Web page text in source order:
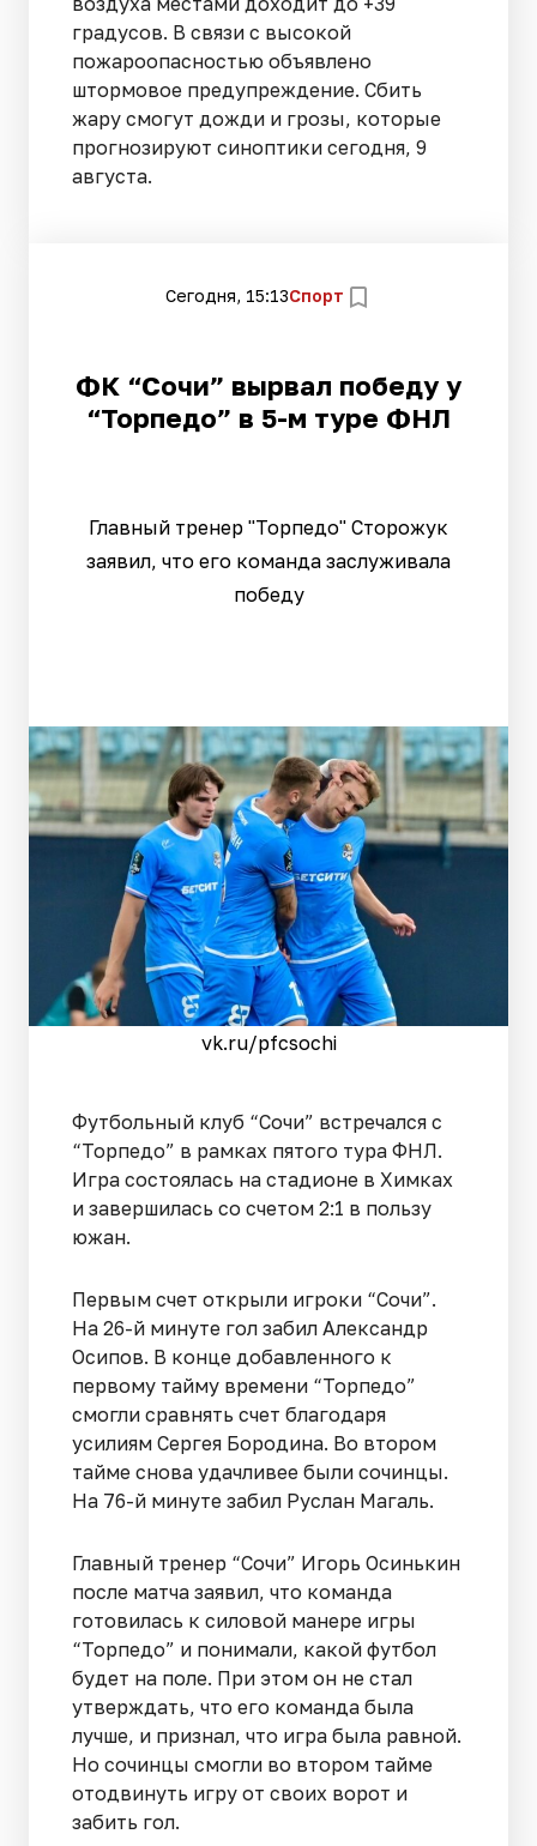
градусов. В связи с высокой
пожароопасностью объявлено
штормовое предупреждение. Сбить
жару смогут дожди и грозы, которые
прогнозируют синоптики сегодня, 9
августа.
Сегодня, 15:13Спорт
ФК “Сочи” вырвал победу у
“Торпедо” в 5-м туре ФНЛ
Главный тренер "Торпедо" Сторожук
заявил, что его команда заслуживала
победу
vk.ru/pfcsochi
Футбольный клуб “Сочи” встречался с
“Торпедо” в рамках пятого тура ФНЛ.
Игра состоялась на стадионе в Химках
и завершилась со счетом 2:1 в пользу
южан.
Первым счет открыли игроки “Сочи”.
На 26-й минуте гол забил Александр
Осипов. В конце добавленного к
первому тайму времени “Торпедо”
смогли сравнять счет благодаря
усилиям Сергея Бородина. Во втором
тайме снова удачливее были сочинцы.
На 76-й минуте забил Руслан Магаль.
Главный тренер “Сочи” Игорь Осинькин
после матча заявил, что команда
готовилась к силовой манере игры
“Торпедо” и понимали, какой футбол
будет на поле. При этом он не стал
утверждать, что его команда была
лучше, и признал, что игра была равной.
Но сочинцы смогли во втором тайме
отодвинуть игру от своих ворот и
забить гол.